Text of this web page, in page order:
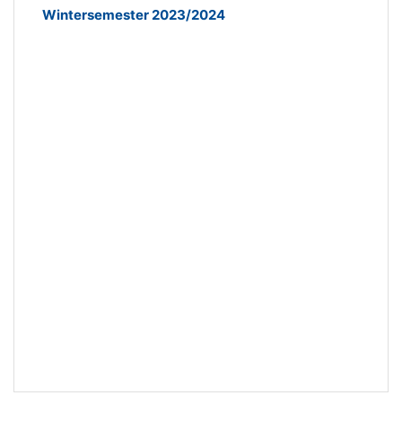
Wintersemester 2023/2024